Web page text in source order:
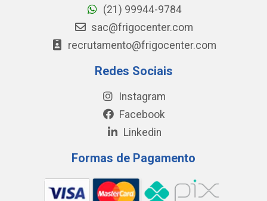
(21) 99944-9784
sac@frigocenter.com
recrutamento@frigocenter.com
Redes Sociais
Instagram
Facebook
Linkedin
Formas de Pagamento